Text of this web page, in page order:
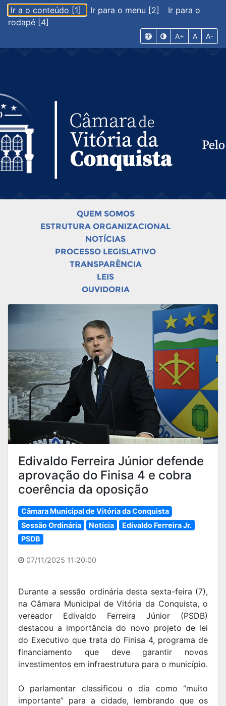
Ir a o conteúdo [1] Ir para o menu [2]
Ir para o
rodapé [4]
A+ A A-
QUEM SOMOS
ESTRUTURA ORGANIZACIONAL
NOTÍCIAS
PROCESSO LEGISLATIVO
TRANSPARÊNCIA
LEIS
OUVIDORIA
Edivaldo Ferreira Júnior defende
aprovação do Finisa 4 e cobra
coerência da oposição
Câmara Municipal de Vitória da Conquista
Sessão Ordinária
Notícia
Edivaldo Ferreira Jr.
PSDB
07/11/2025 11:20:00
Durante a sessão ordinária desta sexta-feira (7),
na Câmara Municipal de Vitória da Conquista, o
vereador Edivaldo Ferreira Júnior (PSDB)
destacou a importância do novo projeto de lei
do Executivo que trata do Finisa 4, programa de
financiamento que deve garantir novos
investimentos em infraestrutura para o município.
O parlamentar classificou o dia como “muito
importante” para a cidade, lembrando que os